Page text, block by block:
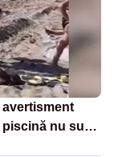
piscină nu sunt